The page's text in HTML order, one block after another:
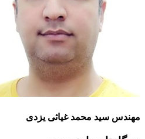
مهندس سید محمد غیاثی یزدی